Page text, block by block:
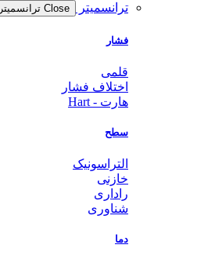
ترانسمیتر Close ترانسمیتر
فشار
قلمی
اختلاف فشار
هارت - Hart
سطح
التراسونیک
خازنی
راداری
شناوری
دما